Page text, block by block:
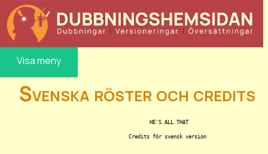
Visa meny
Svenska röster och credits